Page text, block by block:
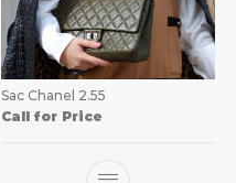
Sac Chanel 2.55
Call for Price